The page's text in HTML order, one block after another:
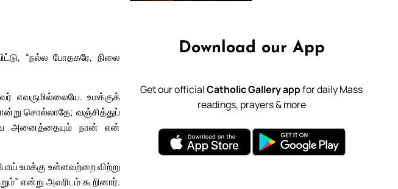
“நல்ல போதகரே, நிலை
எவருமில்லையே. உமக்குக்
சொல்லாதே; வஞ்சித்துப்
அனைத்தையும் நான் என்
உமக்கு உள்ளவற்றை விற்று
என்று அவரிடம் கூறினார்.
Download our App
Get our officialCatholic Gallery appfor daily Mass
readings, prayers & more